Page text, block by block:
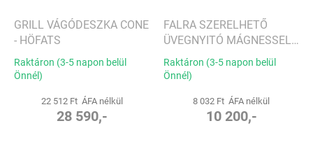
GRILL VÁGÓDESZKA CONE
- HÖFATS
Raktáron (3-5 napon belül
Önnél)
22 512 Ft ÁFA nélkül
28 590,-
FALRA SZERELHETŐ
ÜVEGNYITÓ MÁGNESSEL
JOHNNY CATCH MAGNET -
HÖFATS
Raktáron (3-5 napon belül
Önnél)
8 032 Ft ÁFA nélkül
10 200,-